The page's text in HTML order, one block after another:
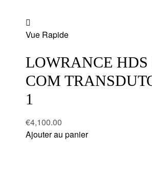
to
Vue Rapide
LOWRANCE HDS
COM
1
€4,100.00
Ajouter au panier